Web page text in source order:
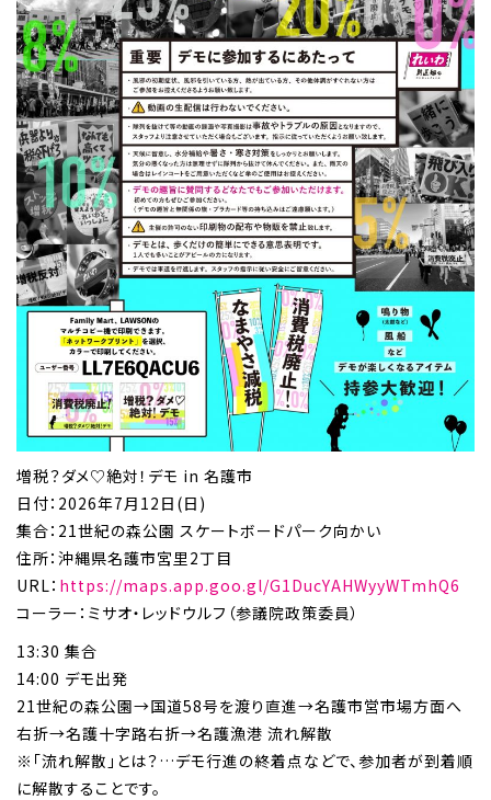
増税？ダメ♡絶対！デモ in 名護市
日付：2026年7月12日(日)
集合：21世紀の森公園 スケートボードパーク向かい
住所：沖縄県名護市宮里2丁目
URL： https://maps.app.goo.gl/G1DucYAHWyyWTmhQ6
コーラー：ミサオ・レッドウルフ（参議院政策委員）
13:30 集合
14:00 デモ出発
21世紀の森公園→国道58号を渡り直進→名護市営市場方面へ
右折→名護十字路右折→名護漁港 流れ解散
※「流れ解散」とは？…デモ行進の終着点などで、参加者が到着順
に解散することです。